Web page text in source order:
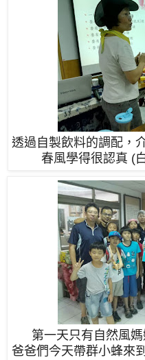
透過自製飲料的調配，
春風學得很認真 (
第一天只有自然風
爸爸們今天帶群小蜂來